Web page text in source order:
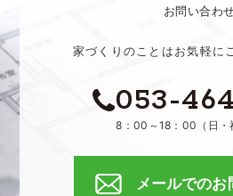
お問い合わ
家づくりのことはお気軽に
053-
8：00～18：00（日・
メールでの